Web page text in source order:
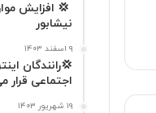
ا
م
💢 افزایش
نیشابور
۹ اسفند ۱۴۰۳
💢رانندگان
اجتماعی قرار
۱۹ شهریور ۱۴۰۳